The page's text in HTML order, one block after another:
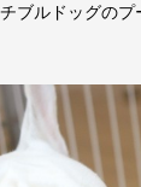
ブルドッグのプ